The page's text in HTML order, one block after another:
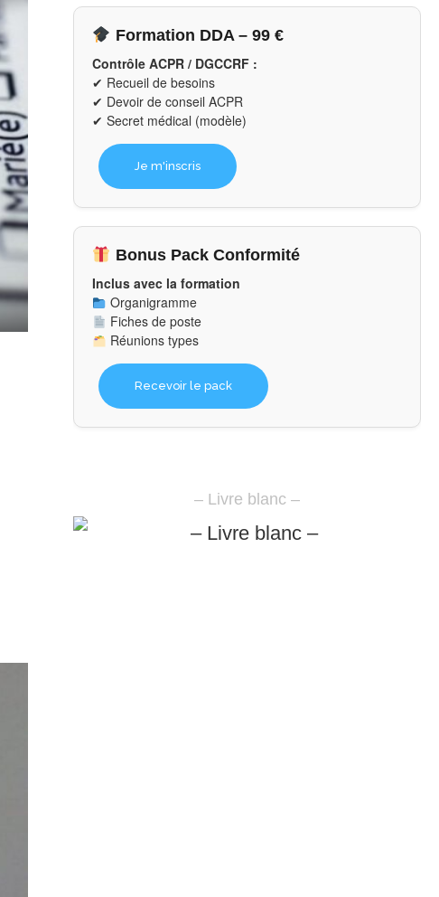
Formation DDA – 99 €
Contrôle ACPR / DGCCRF :
✔ Recueil de besoins
✔ Devoir de conseil ACPR
✔ Secret médical (modèle)
Je m'inscris
Bonus Pack Conformité
Inclus avec la formation
Organigramme
Fiches de poste
Réunions types
Recevoir le pack
– Livre blanc –